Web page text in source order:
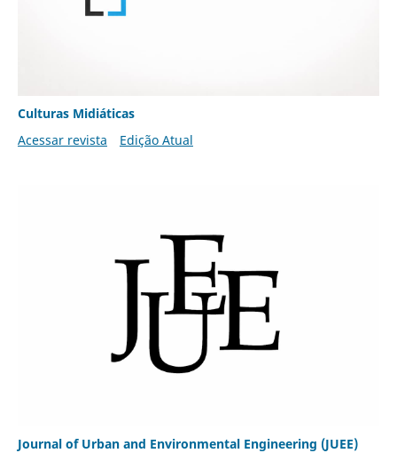
Culturas Midiáticas
Acessar revista
Edição Atual
Journal of Urban and Environmental Engineering (JUEE)